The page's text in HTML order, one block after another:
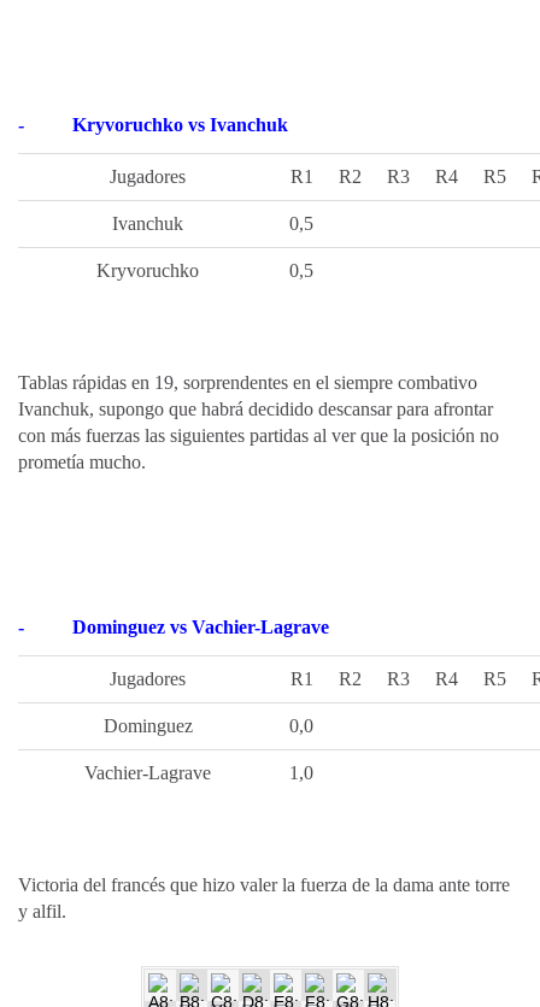
- Kryvoruchko vs Ivanchuk
Jugadores R1 R2 R3 R4 R5
Ivanchuk 0,5
Kryvoruchko 0,5
Tablas rápidas en 19, sorprendentes en el siempre combativo
Ivanchuk, supongo que habrá decidido descansar para afrontar
con más fuerzas las siguientes partidas al ver que la posición no
prometía mucho.
- Dominguez vs Vachier-Lagrave
Jugadores R1 R2 R3 R4 R5
Dominguez 0,0
Vachier-Lagrave 1,0
Victoria del francés que hizo valer la fuerza de la dama ante torre
y alfil.